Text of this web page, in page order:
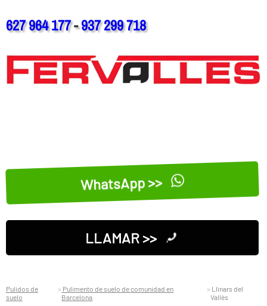
627 964 177-937 299 718
WhatsApp >>
LLAMAR >>
Pulidos de
suelo
Pulimento de suelo de comunidad en
Barcelona
Llinars del
Vallès